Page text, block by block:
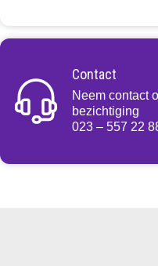
Contact
Neem contact
bezichtiging
023 – 557 22